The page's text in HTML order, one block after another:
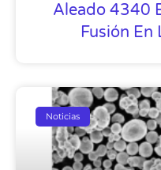
Aleado 4340
Fusión En
Noticias